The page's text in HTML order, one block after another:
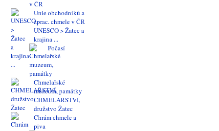
Unie obchodníků a
zprac. chmele v ČR
UNESCO > Žatec a
krajina ...
Chmelařské
muzeum, památky
CHMELAŘSTVÍ,
družstvo Žatec
Chrám chmele a
piva
Počasí